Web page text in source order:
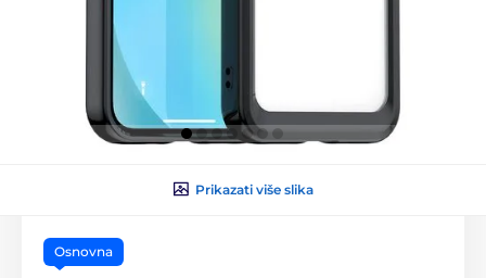
Prikazati više slika
Osnovna